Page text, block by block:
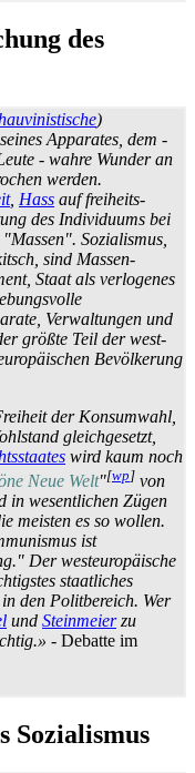
des
)
Apparates, dem -
- wahre Wunder an
werden.
, Hass auf freiheits­
des Individuums bei
Sozialismus,
sind Massen­
Staat als verlogenes
Verwaltungen und
größte Teil der west­
Bevölkerung
der Konsumwahl,
gleichgesetzt,
wird kaum noch
Neue Welt"[wp] von
in wesentlichen Zügen
meisten es so wollen.
ist
Der west­europäische
staatliches
den Politbereich. Wer
und Steinmeierzu
- Debatte im
Sozialismus